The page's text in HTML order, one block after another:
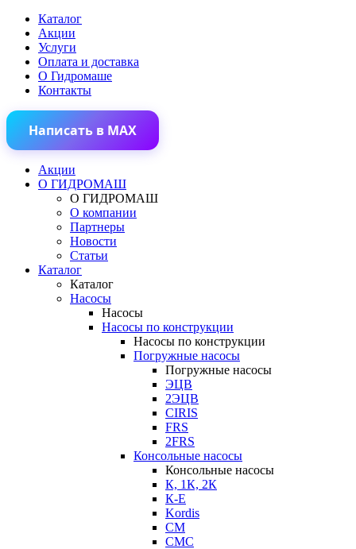
Каталог
Акции
Услуги
Оплата и доставка
О Гидромаше
Контакты
Написать в MAX
Акции
О ГИДРОМАШ
О ГИДРОМАШ
О компании
Партнеры
Новости
Статьи
Каталог
Каталог
Насосы
Насосы
Насосы по конструкции
Насосы по конструкции
Погружные насосы
Погружные насосы
ЭЦВ
2ЭЦВ
CIRIS
FRS
2FRS
Консольные насосы
Консольные насосы
К, 1К, 2К
К-Е
Kordis
СМ
СМС